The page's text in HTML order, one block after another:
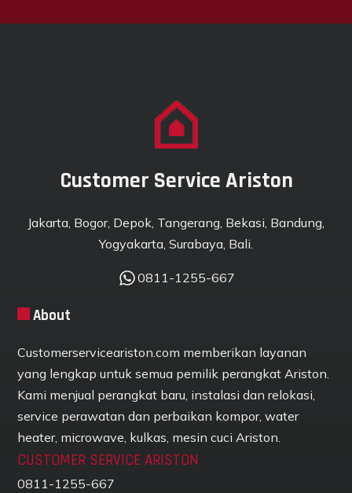
Customer Service Ariston
Jakarta, Bogor, Depok, Tangerang, Bekasi, Bandung,
Yogyakarta, Surabaya, Bali.
0811-1255-667
About
Customerserviceariston.com memberikan layanan
yang lengkap untuk semua pemilik perangkat Ariston.
Kami menjual perangkat baru, instalasi dan relokasi,
service perawatan dan perbaikan kompor, water
heater, microwave, kulkas, mesin cuci Ariston.
CUSTOMER SERVICE ARISTON
0811-1255-667